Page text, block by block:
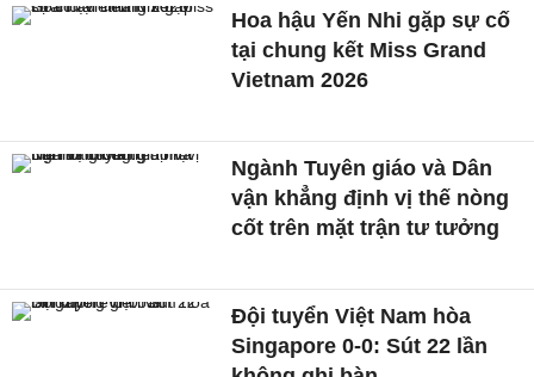
Hoa hậu Yến Nhi gặp sự cố
tại chung kết Miss Grand
Vietnam 2026
Ngành Tuyên giáo và Dân
vận khẳng định vị thế nòng
cốt trên mặt trận tư tưởng
Đội tuyển Việt Nam hòa
Singapore 0-0: Sút 22 lần